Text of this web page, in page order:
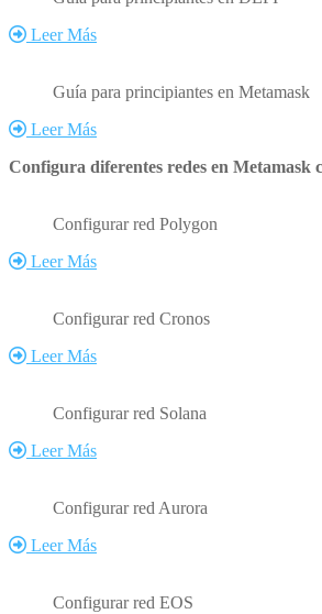
Leer Más
Guía para principiantes en Metamask
Leer Más
Configura diferentes redes en Metamask
Configurar red Polygon
Leer Más
Configurar red Cronos
Leer Más
Configurar red Solana
Leer Más
Configurar red Aurora
Leer Más
Configurar red EOS